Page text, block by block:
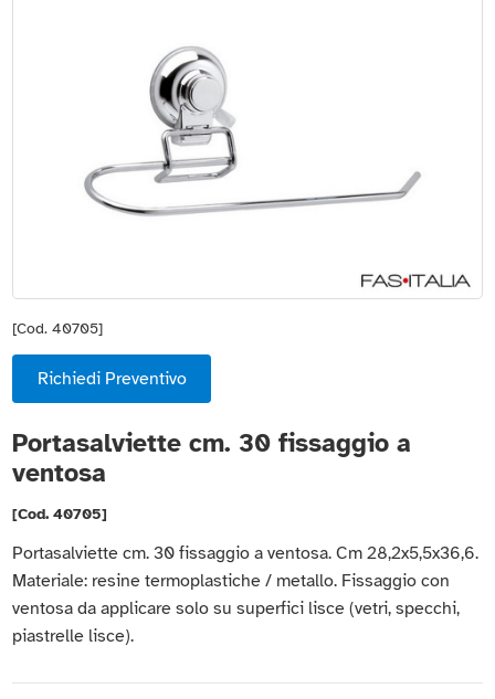
[Cod. 40705]
Richiedi Preventivo
Portasalviette cm. 30 fissaggio a
ventosa
[Cod. 40705]
Portasalviette cm. 30 fissaggio a ventosa. Cm 28,2x5,5x36,6.
Materiale: resine termoplastiche / metallo. Fissaggio con
ventosa da applicare solo su superfici lisce (vetri, specchi,
piastrelle lisce).